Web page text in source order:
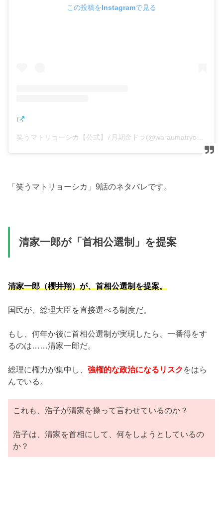
この投稿をInstagramで見る
「笑うマトリョーシカ」9話のネタバレです。
清家一郎が「首相公選制」を提案
清家一郎（櫻井翔）が、首相公選制を提案。
国民が、総理大臣を直接選べる制度だ。
もし、何年か後に首相公選制が実現したら、一番得をす
るのは……清家一郎だ。
総理に権力が集中し、強権的な政治になるリスク をはら
んでいる。
これも、浩子が清家を操って言わせているのか？
浩子は、清家を首相にして、何をしようとしているの
か？